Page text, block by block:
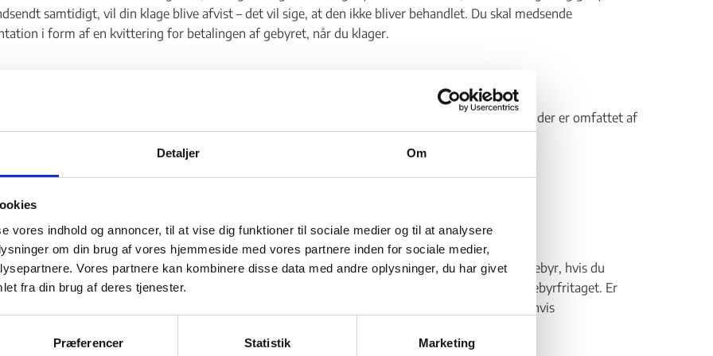
Detaljer Om
vores indhold og annoncer, til at vise dig funktioner til sociale medier og til at analysere
om din brug af vores hjemmeside med vores partnere inden for sociale medier,
Vores partnere kan kombinere disse data med andre oplysninger, du har givet
fra din brug af deres tjenester.
Præferencer Statistik Marketing
samtidigt, vil din klage blive afvist – det vil sige, at den ikke bliver behandlet. Du skal medsende
i form af en kvittering for betalingen af gebyret, når du klager.
skal der ikke betales gebyr for. Det gælder eksempelvis afgørelser om:Tyrkiske statsborgere, der er omfattet af
internationale forpligtelser
af klagevejledningen i afgørelsen fra SIRI eller Udlændingestyrelsen, om der skal betales gebyr, hvis du
klage. Udlændingenævnet vil konkret ved modtagelse af klagen tage stilling til, om klagen er gebyrfritaget. Er
vil Udlændingenævnet tilbagebetale det indbetalte gebyr. Det samme gør sig gældende, hvis